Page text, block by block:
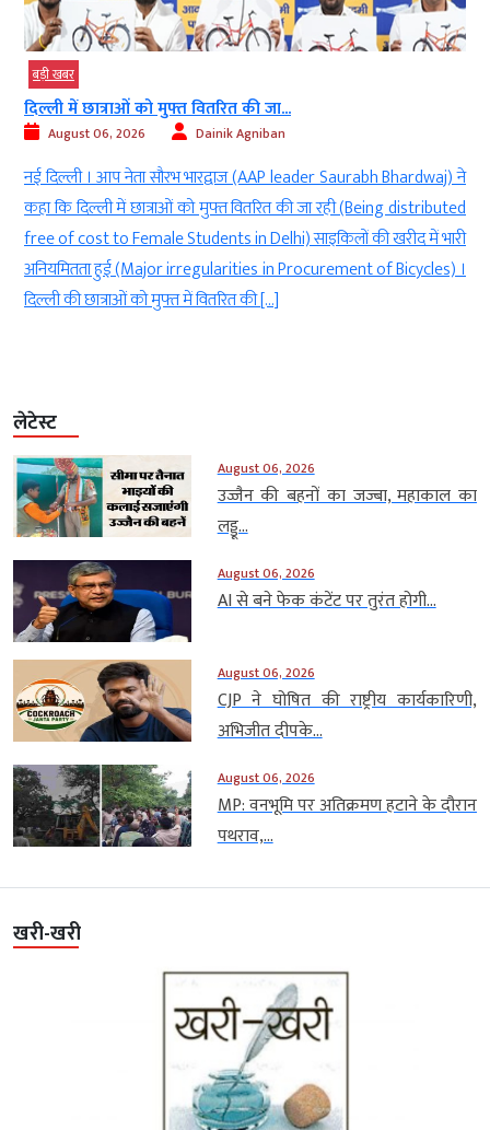
बड़ी खबर
दिल्ली में छात्राओं को मुफ्त वितरित की जा...
August 06, 2026 Dainik Agniban
नई दिल्ली । आप नेता सौरभ भारद्वाज (AAP leader Saurabh Bhardwaj) ने
कहा कि दिल्ली में छात्राओं को मुफ्त वितरित की जा रही (Being distributed
free of cost to Female Students in Delhi) साइकिलों की खरीद में भारी
अनियमितता हुई (Major irregularities in Procurement of Bicycles) ।
दिल्ली की छात्राओं को मुफ्त में वितरित की […]
लेटेस्ट
August 06, 2026
उज्जैन की बहनों का जज्बा, महाकाल का
लड्डू...
August 06, 2026
AI से बने फेक कंटेंट पर तुरंत होगी...
August 06, 2026
CJP ने घोषित की राष्ट्रीय कार्यकारिणी,
अभिजीत दीपके...
August 06, 2026
MP: वनभूमि पर अतिक्रमण हटाने के दौरान
पथराव,...
खरी-खरी